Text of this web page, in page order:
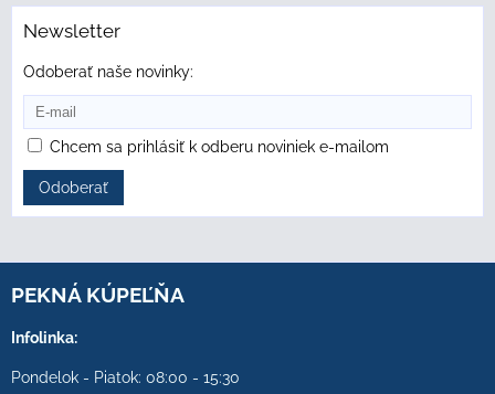
Newsletter
Odoberať naše novinky:
Chcem sa prihlásiť k odberu noviniek e-mailom
Odoberať
PEKNÁ KÚPEĽŇA
Infolinka:
Pondelok - Piatok: 08:00 - 15:30